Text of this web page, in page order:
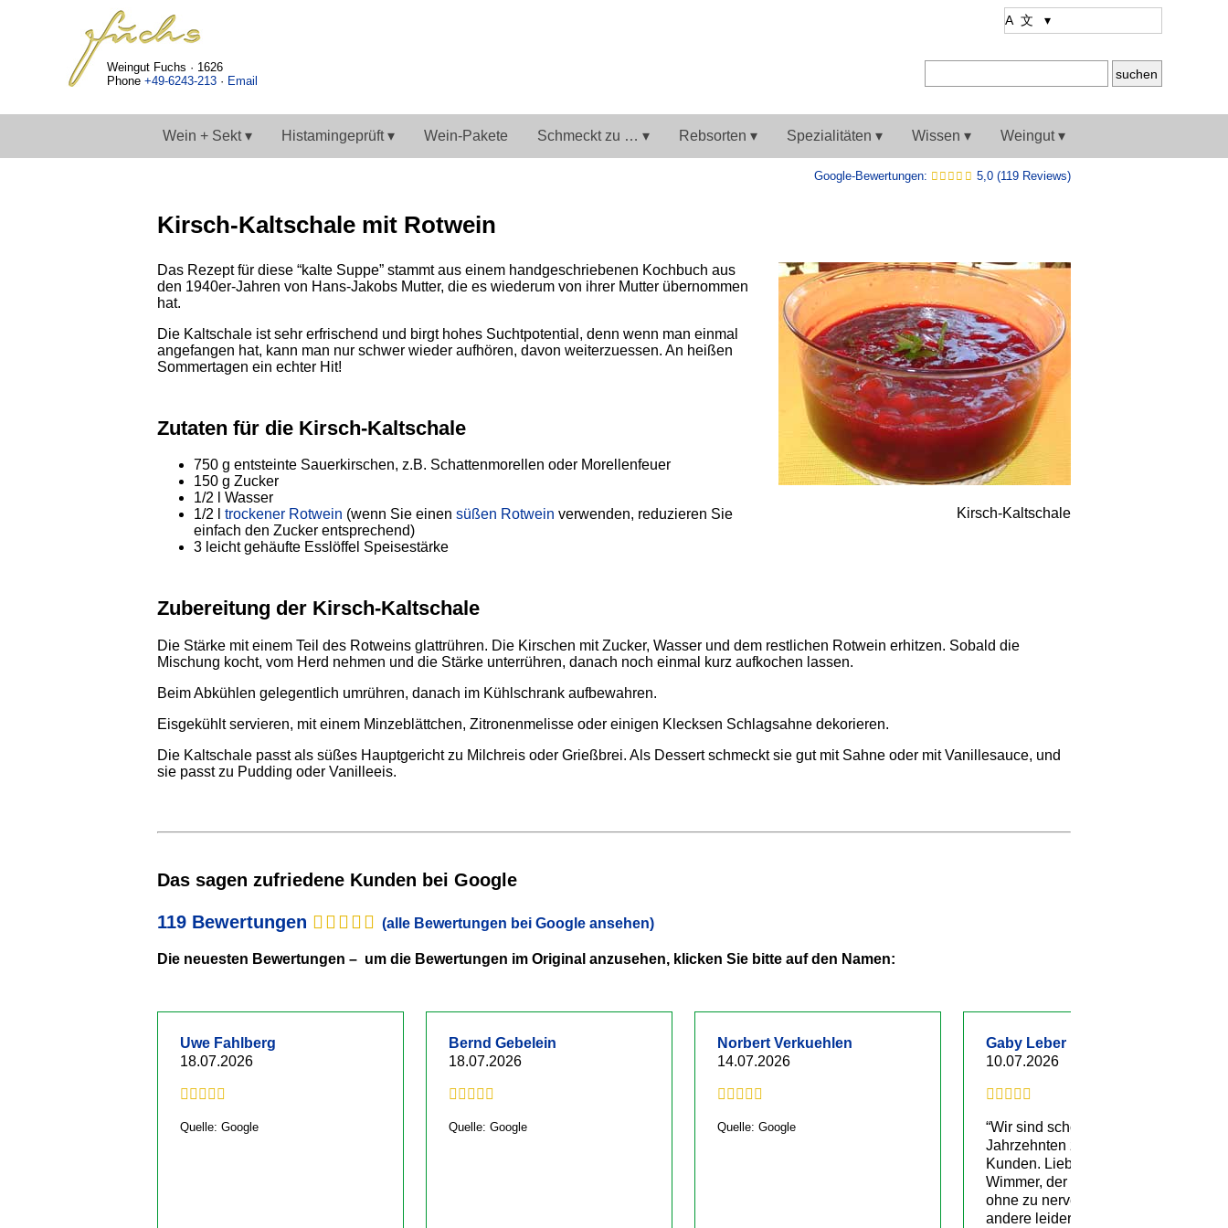
Weingut Fuchs · 1626
Phone +49-6243-213· Email
Wein + Sekt ▾ Histamingeprüft ▾ Wein-Pakete Schmeckt zu … ▾ Rebsorten ▾ Spezialitäten ▾ Wissen ▾ Weingut ▾
Google-Bewertungen: 5,0 (119 Reviews)
Kirsch-Kaltschale mit Rotwein
Kirsch-Kaltschale
Das Rezept für diese “kalte Suppe” stammt aus einem handgeschriebenen Kochbuch aus
den 1940er-Jahren von Hans-Jakobs Mutter, die es wiederum von ihrer Mutter übernommen
hat.
Die Kaltschale ist sehr erfrischend und birgt hohes Suchtpotential, denn wenn man einmal
angefangen hat, kann man nur schwer wieder aufhören, davon weiterzuessen. An heißen
Sommertagen ein echter Hit!
Zutaten für die Kirsch-Kaltschale
750 g entsteinte Sauerkirschen, z.B. Schattenmorellen oder Morellenfeuer
150 g Zucker
1/2 l Wasser
1/2 l trockener Rotwein (wenn Sie einen süßen Rotwein verwenden, reduzieren Sie
einfach den Zucker entsprechend)
3 leicht gehäufte Esslöffel Speisestärke
Zubereitung der Kirsch-Kaltschale
Die Stärke mit einem Teil des Rotweins glattrühren. Die Kirschen mit Zucker, Wasser und dem restlichen Rotwein erhitzen. Sobald die
Mischung kocht, vom Herd nehmen und die Stärke unterrühren, danach noch einmal kurz aufkochen lassen.
Beim Abkühlen gelegentlich umrühren, danach im Kühlschrank aufbewahren.
Eisgekühlt servieren, mit einem Minzeblättchen, Zitronenmelisse oder einigen Klecksen Schlagsahne dekorieren.
Die Kaltschale passt als süßes Hauptgericht zu Milchreis oder Grießbrei. Als Dessert schmeckt sie gut mit Sahne oder mit Vanillesauce, und
sie passt zu Pudding oder Vanilleeis.
Das sagen zufriedene Kunden bei Google
119 Bewertungen (alle Bewertungen bei Google ansehen)
Die neuesten Bewertungen – um die Bewertungen im Original anzusehen, klicken Sie bitte auf den Namen:
Uwe Fahlberg
18.07.2026
Quelle: Google
Bernd Gebelein
18.07.2026
Quelle: Google
Norbert Verkuehlen
14.07.2026
Quelle: Google
Gaby Leber
10.07.2026
“Wir sind schon seit
Jahrzehnten zufriedene
Kunden. Liebe Grüße an Herrn
Wimmer, der uns gut betreut
ohne zu nerven, wie das viele
andere leider tun. Sehr